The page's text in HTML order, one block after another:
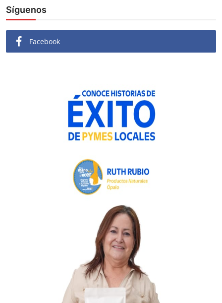
Síguenos
Facebook